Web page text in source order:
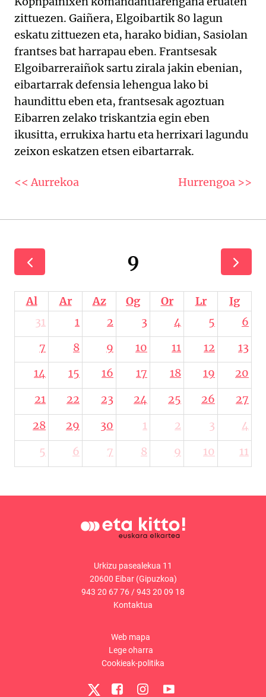
zittuezen. Gaiñera, Elgoibartik 80 lagun
eskatu zittuezen eta, harako bidian, Sasiolan
frantses bat harrapau eben. Frantsesak
Elgoibarreraiñok sartu zirala jakin ebenian,
eibartarrak defensia lehengua lako bi
haundittu eben eta, frantsesak agoztuan
Eibarren zelako triskantzia egin eben
ikusitta, errukixa hartu eta herrixari lagundu
zeixon eskatzen etsen eibartarrak.
<< Aurrekoa Hurrengoa >>
9
Al Ar Az Og Or Lr
Ig
31
1 2 3 4 5
6
7
8 9 10 11 12
13
14
15 16 17 18 19
20
21
22 23 24 25 26
27
28
29 30 1 2 3
4
5
6 7 8 9 10 11
Urkizu pasealekua 11
20600 Eibar (Gipuzkoa)
943 20 67 76 /943 20 09 18
Kontaktua
Web mapa
Lege oharra
Cookieak-politika